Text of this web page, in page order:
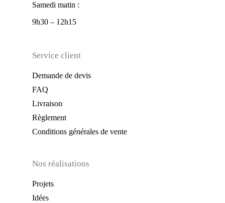
Samedi matin :
9h30 – 12h15
Service client
Demande de devis
FAQ
Livraison
Règlement
Conditions générales de vente
Nos réalisations
Projets
Idées